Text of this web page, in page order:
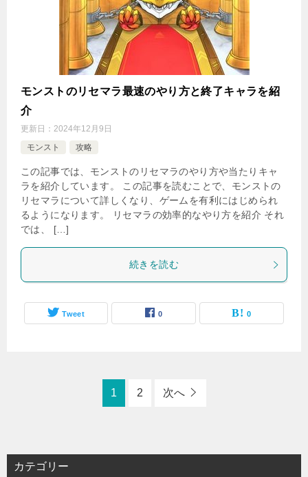
モンストのリセマラ最速のやり方と終了キャラを紹
介
更新日： 2024年12月9日
モンスト
攻略
この記事では、モンストのリセマラのやり方や当たりキャ
ラを紹介しています。 この記事を読むことで、モンストの
リセマラについて詳しくなり、ゲームを有利にはじめられ
るようになります。 リセマラの効率的なやり方を紹介 それ
では、 […]
続きを読む
Tweet 0 0
1 2 次へ
カテゴリー